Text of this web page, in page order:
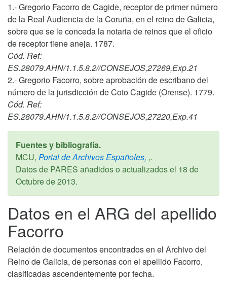
1.- Gregorio Facorro de Cagide, receptor de primer número
de la Real Audiencia de la Coruña, en el reino de Galicia,
sobre que se le conceda la notaria de reinos que el oficio
de receptor tiene aneja. 1787.
Cód. Ref:
ES.28079.AHN/1.1.5.8.2//CONSEJOS,27269,Exp.21
2.- Gregorio Facorro, sobre aprobación de escribano del
número de la jurisdicción de Coto Cagide (Orense). 1779.
Cód. Ref:
ES.28079.AHN/1.1.5.8.2//CONSEJOS,27220,Exp.41
Fuentes y bibliografía.
MCU, Portal de Archivos Españoles, ,.
Datos de PARES añadidos o actualizados el 18 de
Octubre de 2013.
Datos en el ARG del apellido
Facorro
Relación de documentos encontrados en el Archivo del
Reino de Galicia, de personas con el apellido Facorro,
clasificadas ascendentemente por fecha.